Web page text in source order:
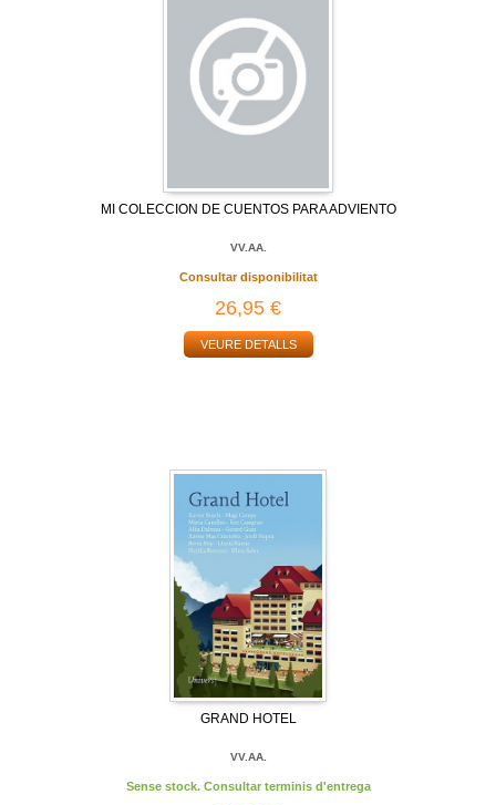
MI COLECCION DE CUENTOS PARA ADVIENTO
VV.AA.
Consultar disponibilitat
26,95 €
VEURE DETALLS
GRAND HOTEL
VV.AA.
Sense stock. Consultar terminis d'entrega